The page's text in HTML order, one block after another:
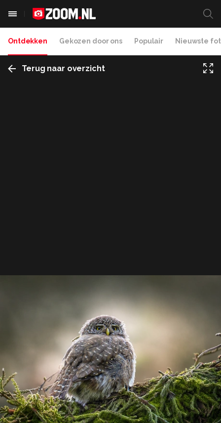
Ontdekken Gekozen door ons Populair Nieuwste
Terug naar overzicht